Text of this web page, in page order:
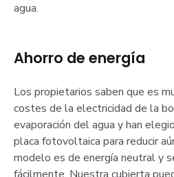
agua.
Ahorro de energía
Los propietarios saben que es
costes de la electricidad de la
evaporación del agua y han
placa fotovoltaica para reducir
modelo es de energía neutral y